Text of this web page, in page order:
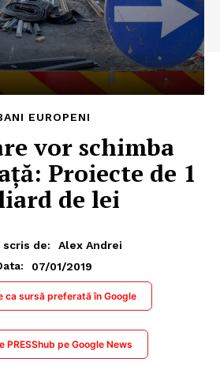
EUROPENI
vor schimba
Proiecte de 1
de lei
de:
Alex Andrei
07/01/2019
ca sursă preferată în Google
PRESShub pe Google News